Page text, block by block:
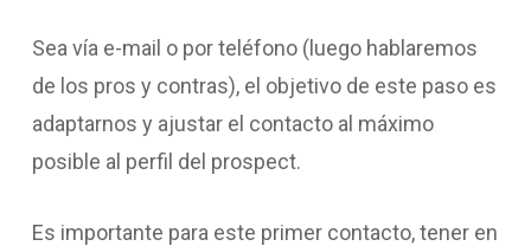
Sea vía e-mail o por teléfono (luego hablaremos
de los pros y contras), el objetivo de este paso es
adaptarnos y ajustar el contacto al máximo
posible al perfil del prospect.
Es importante para este primer contacto, tener en